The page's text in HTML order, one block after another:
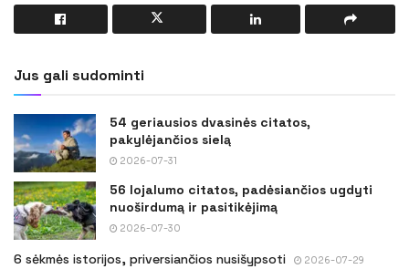
Jus gali sudominti
54 geriausios dvasinės citatos,
pakylėjančios sielą
2026-07-31
56 lojalumo citatos, padėsiančios ugdyti
nuoširdumą ir pasitikėjimą
2026-07-30
6 sėkmės istorijos, priversiančios nusišypsoti 2026-07-29